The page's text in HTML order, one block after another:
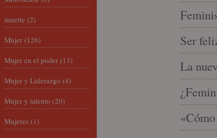
Ser
La
muerte (2)
Mujer (126)
Mujer en el poder (13)
Mujer y Liderazgo (4)
Mujer y talento (20)
Mujeres (1)